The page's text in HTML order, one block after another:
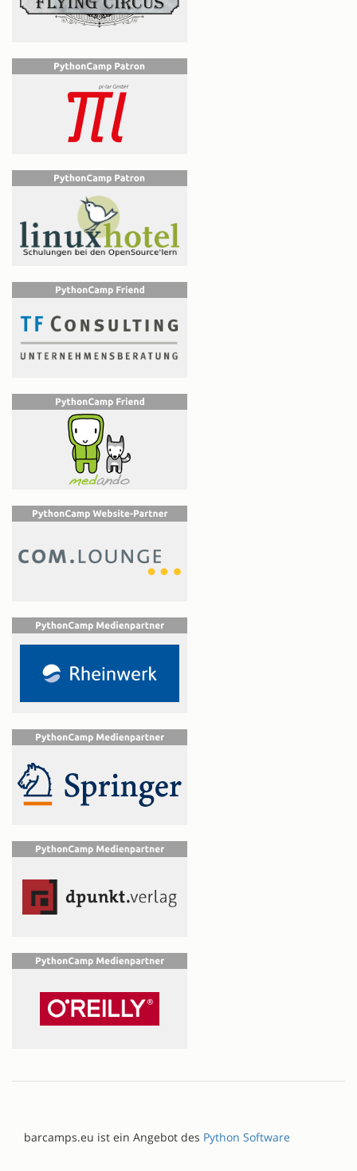
barcamps.eu ist ein Angebot des Python Software